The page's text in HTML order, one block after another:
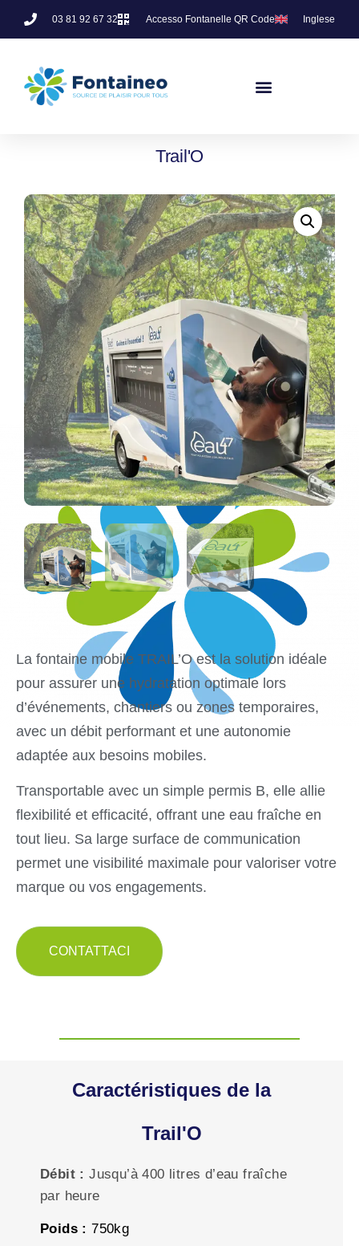
03 81 92 67 32 Accesso Fontanelle QR Code Inglese
Trail'O
La fontaine mobile TRAIL’O est la solution idéale
pour assurer une hydratation optimale lors
d’événements, chantiers ou zones temporaires,
avec un débit performant et une autonomie
adaptée aux besoins mobiles.
Transportable avec un simple permis B, elle allie
flexibilité et efficacité, offrant une eau fraîche en
tout lieu. Sa large surface de communication
permet une visibilité maximale pour valoriser votre
marque ou vos engagements.
CONTATTACI
Caractéristiques de la
Trail'O
Débit :Jusqu’à 400 litres d’eau fraîche
par heure
Poids :750kg